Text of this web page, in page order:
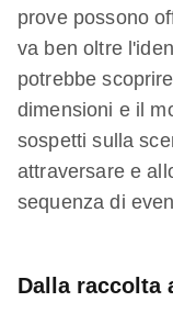
prove possono
va ben oltre
potrebbe
dimensioni e il
sospetti sulla
attraversare e
sequenza di
Dalla raccolta